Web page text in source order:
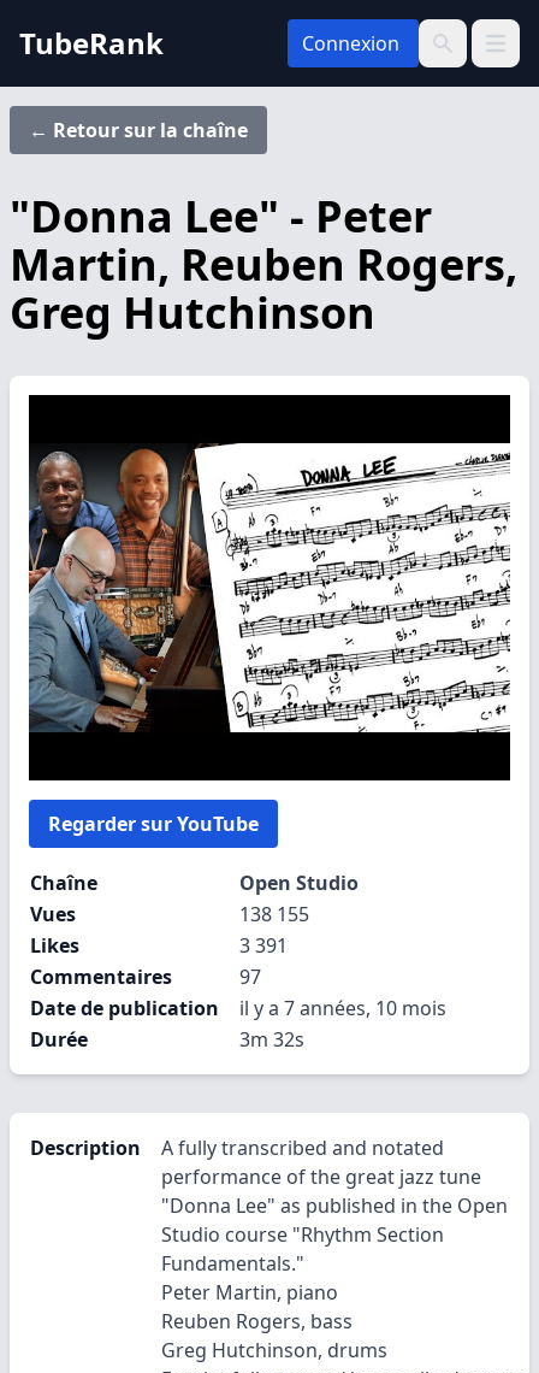
TubeRank Connexion
Recherche
← Retour sur la chaîne
"Donna Lee" - Peter
Martin, Reuben Rogers,
Greg Hutchinson
Regarder sur YouTube
Chaîne
Open Studio
Vues
138 155
Likes
3 391
Commentaires
97
Date de publication
il y a 7 années, 10 mois
Durée
3m 32s
Description
A fully transcribed and notated
performance of the great jazz tune
"Donna Lee" as published in the Open
Studio course "Rhythm Section
Fundamentals."
Peter Martin, piano
Reuben Rogers, bass
Greg Hutchinson, drums